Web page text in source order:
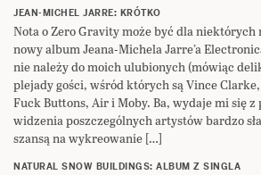
JEAN-MICHEL JARRE: KRÓTKO
Nota o Zero Gravity może być dla niektórych
nowy album Jeana-Michela Jarre’a
nie należy do moich ulubionych (mówiąc
plejady gości, wśród których są Vince
Fuck Buttons, Air i Moby. Ba, wydaje mi się
widzenia poszczególnych artystów bardzo
szansą na wykreowanie […]
NATURAL SNOW BUILDINGS: ALBUM Z SINGLA